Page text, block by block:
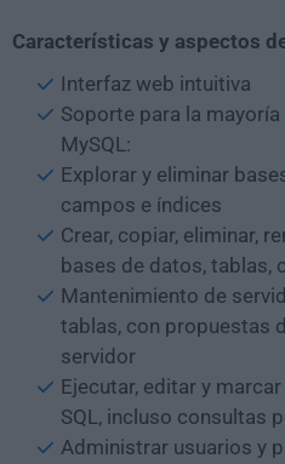
Características y aspectos
Interfaz web intuitiva
Soporte para la
MySQL:
Explorar y eliminar
campos e índices
Crear, copiar, eliminar,
bases de datos, tablas,
Mantenimiento de
tablas, con propuestas
servidor
Ejecutar, editar y
SQL, incluso consultas
Administrar usuarios y